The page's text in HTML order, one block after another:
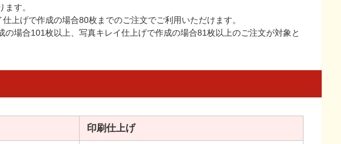
す。
上げで作成の場合80枚までのご注文でご利用いただけます。
場合101枚以上、写真キレイ仕上げで作成の場合81枚以上のご注文が対象と
印刷仕上げ